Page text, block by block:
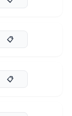
📋
📋